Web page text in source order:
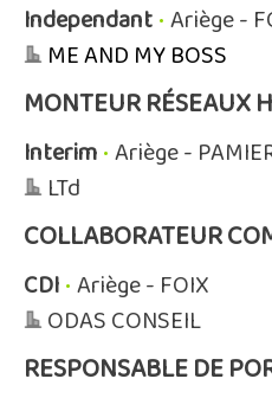
Independant•Ariège -
ME AND MY BOSS
MONTEUR RÉSEAUX
Interim•Ariège -
LTd
COLLABORATEUR
CDI•Ariège - FOIX
ODAS CONSEIL
RESPONSABLE DE